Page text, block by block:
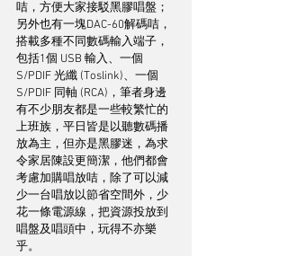
咭，方便大家接駁黑膠唱盤；
另外也有一塊DAC-60解碼咭，
搭載多種不同數碼輸入端子，
包括1個 USB 輸入、一個
S/PDIF 光纖 (Toslink)、一個
S/PDIF 同軸 (RCA)，筆者身邊
有不少朋友都是一些較繁忙的
上班族，平日皆是以聽數碼播
放為主，但亦是黑膠迷，為求
令家居陳設更簡潔，他們都會
考慮加購唱放咭，除了可以減
少一台唱放以節省空間外，少
花一條電源線，把資源投放到
唱盤及唱頭中，玩得不亦樂
乎。